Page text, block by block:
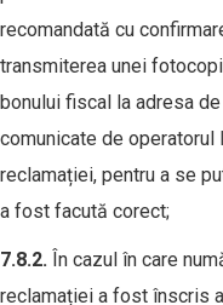
recomandată cu
transmiterea unei
bonului fiscal la adresa
comunicate de
reclamației, pentru a se
a fost facută corect;
7.8.2. În cazul în care
reclamației a fost înscris